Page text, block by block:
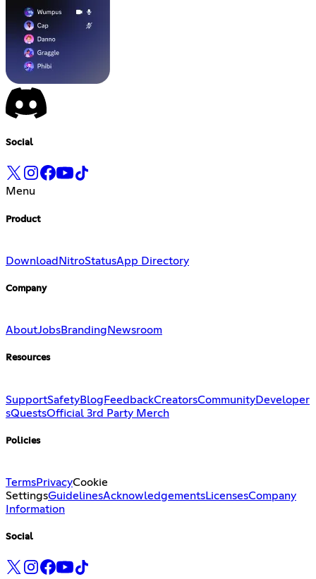
Social
Menu
Product
Download NitroStatusApp Directory
Company
AboutJobsBranding Newsroom
Resources
SupportSafetyBlogFeedbackCreatorsCommunityDeveloper
sQuestsOfficial 3rd Party Merch
Policies
TermsPrivacyCookie
SettingsGuidelinesAcknowledgementsLicensesCompany
Information
Social